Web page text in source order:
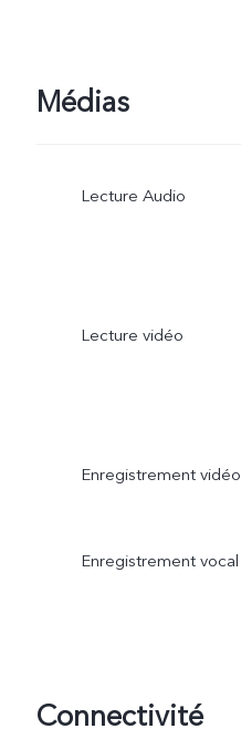
Médias
Lecture Audio
Lecture vidéo
Enregistrement vidéo
Enregistrement vocal
Connectivité